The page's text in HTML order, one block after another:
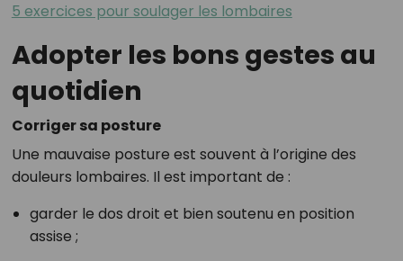
5 exercices pour soulager les lombaires
Adopter les bons gestes au
quotidien
Corriger sa posture
Une mauvaise posture est souvent à l’origine des
douleurs lombaires. Il est important de :
garder le dos droit et bien soutenu en position
assise ;